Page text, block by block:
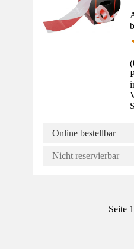
(
Online bestellbar
Nicht reservierbar
Seite